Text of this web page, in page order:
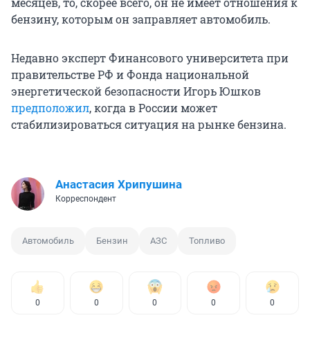
бензину, которым он заправляет автомобиль.
Недавно эксперт Финансового университета при
правительстве РФ и Фонда национальной
энергетической безопасности Игорь Юшков
предположил, когда в России может
стабилизироваться ситуация на рынке бензина.
Анастасия Хрипушина
Корреспондент
Автомобиль Бензин АЗС Топливо
0 0 0 0 0